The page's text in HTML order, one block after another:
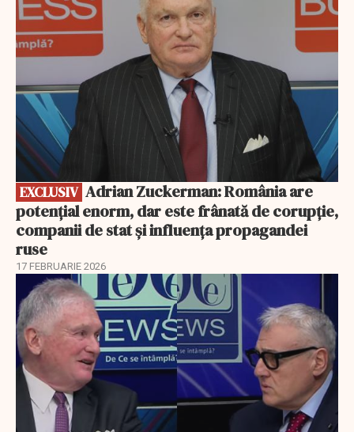
EXCLUSIV
potențial enorm, dar este frânată de corupție,
companii de stat și influența propagandei
ruse
17 FEBRUARIE 2026
EXCLUSIV